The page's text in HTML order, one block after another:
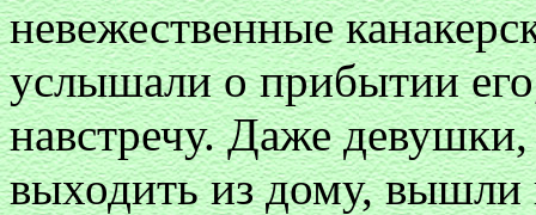
невежественные
услышали о прибытии
навстречу. Даже
выходить из дому, вышли